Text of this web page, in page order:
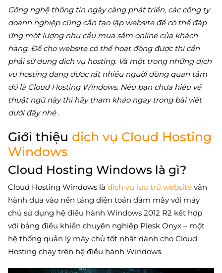
Công nghệ thông tin ngày càng phát triển, các công ty
doanh nghiệp cũng cần tạo lập website để có thể đáp
ứng một lượng nhu cầu mua sắm online của khách
hàng. Để cho website có thể hoạt động được thì cần
phải sử dụng dịch vụ hosting. Và một trong những dịch
vụ hosting đang được rất nhiều người dùng quan tâm
đó là Cloud Hosting Windows. Nếu bạn chưa hiểu về
thuật ngữ này thì hãy tham khảo ngay trong bài viết
dưới đây nhé .
Giới thiệu dịch vụ Cloud Hosting
Windows
Cloud Hosting Windows là gì?
Cloud Hosting Windows làdịch vụ lưu trữ website vận
hành dựa vào nền tảng điện toán đám mây với máy
chủ sử dụng hệ điều hành Windows 2012 R2 kết hợp
với bảng điều khiển chuyên nghiệp Plesk Onyx – một
hệ thống quản lý máy chủ tốt nhất dành cho Cloud
Hosting chạy trên hệ điều hành Windows.